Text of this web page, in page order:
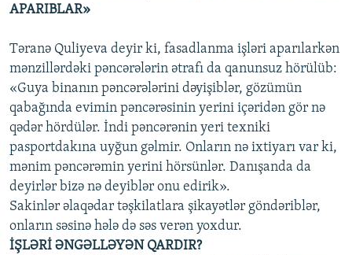
APARIBLAR»
Təranə Quliyeva deyir ki, fasadlanma işləri aparılarkən
mənzillərdəki pəncərələrin ətrafı da qanunsuz hörülüb:
«Guya binanın pəncərələrini dəyişiblər, gözümün
qabağında evimin pəncərəsinin yerini içəridən gör nə
qədər hördülər. İndi pəncərənin yeri texniki
pasportdakına uyğun gəlmir. Onların nə ixtiyarı var ki,
mənim pəncərəmin yerini hörsünlər. Danışanda da
deyirlər bizə nə deyiblər onu edirik».
Sakinlər əlaqədar təşkilatlara şikayətlər göndəriblər,
onların səsinə hələ də səs verən yoxdur.
İŞLƏRİ ƏNGƏLLƏYƏN QARDIR?